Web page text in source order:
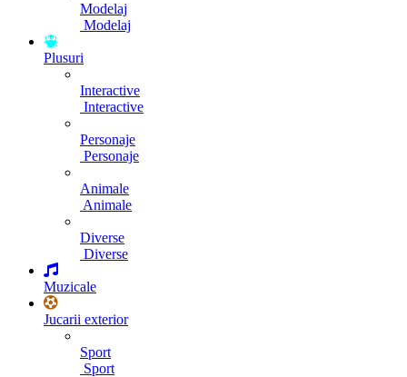
Modelaj
Modelaj
Plusuri
Interactive
Interactive
Personaje
Personaje
Animale
Animale
Diverse
Diverse
Muzicale
Jucarii exterior
Sport
Sport